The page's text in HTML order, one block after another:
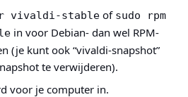
r vivaldi-stable of sudo rpm
in voor Debian- dan wel RPM-
(je kunt ook “vivaldi-snapshot”
te verwijderen).
voor je computer in.